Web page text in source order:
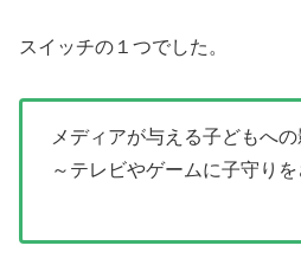
スイッチの１つでした。
メディアが与える子どもへ
～テレビやゲームに子守り